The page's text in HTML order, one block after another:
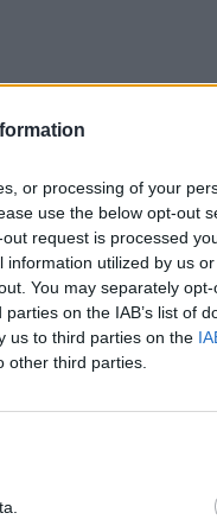
or processing of your
use the below opt-out
request is processed
utilized by us
You may separately
on the IAB’s list of
us to third parties on the
other third parties.